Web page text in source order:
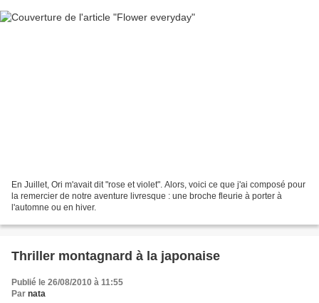
En Juillet, Ori m'avait dit "rose et violet". Alors, voici ce que j'ai composé pour
la remercier de notre aventure livresque : une broche fleurie à porter à
l'automne ou en hiver.
Thriller montagnard à la japonaise
Publié le 26/08/2010 à 11:55
Par nata